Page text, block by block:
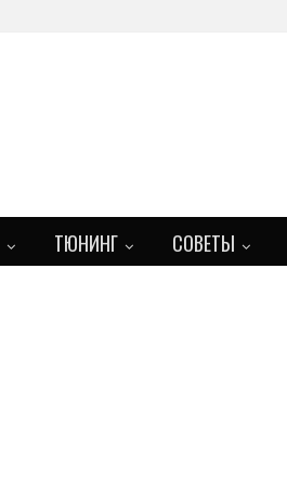
ТЮНИНГ
СОВЕТЫ